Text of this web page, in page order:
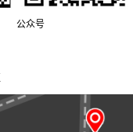
公众号